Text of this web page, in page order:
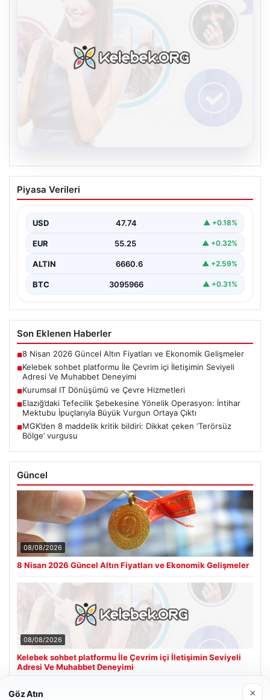
Kelebek sohbet platformu İle Çevrim içi
İletişimin Seviyeli Adresi Ve Muhabbet
İnternet ortamında insanların seviyeli bir şekilde irtibat
çeşitli…
Piyasa Verileri
USD 47.74 ▲ +0.18%
EUR 55.25 ▲ +0.32%
ALTIN 6660.6 ▲ +2.59%
BTC 3095966 ▲ +0.31%
Son Eklenen Haberler
■8 Nisan 2026 Güncel Altın Fiyatları ve Ekonomik Gelişmeler
■Kelebek sohbet platformu İle Çevrim içi İletişimin Seviyeli
Adresi Ve Muhabbet Deneyimi
■Kurumsal IT Dönüşümü ve Çevre Hizmetleri
■Elazığ’daki Tefecilik Şebekesine Yönelik Operasyon: İntihar
Mektubu İpuçlarıyla Büyük Vurgun Ortaya Çıktı
■MGK’den 8 maddelik kritik bildiri: Dikkat çeken ‘Terörsüz
Bölge’ vurgusu
Güncel
08/08/2026
8 Nisan 2026 Güncel Altın Fiyatları ve Ekonomik Gelişmeler
08/08/2026
Kelebek sohbet platformu İle Çevrim içi İletişimin Seviyeli
Adresi Ve Muhabbet Deneyimi
Göz Atın ×